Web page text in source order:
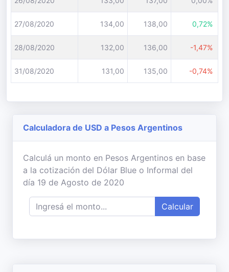
27/08/2020 134,00 138,00 0,72%
28/08/2020 132,00 136,00 -1,47%
31/08/2020 131,00 135,00 -0,74%
Calculadora de USD a Pesos Argentinos
Calculá un monto en Pesos Argentinos en base
a la cotización del Dólar Blue o Informal del
día 19 de Agosto de 2020
Calcular